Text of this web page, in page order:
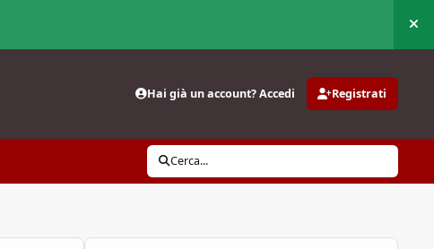
Hai già un account? Accedi Registrati
Cerca...